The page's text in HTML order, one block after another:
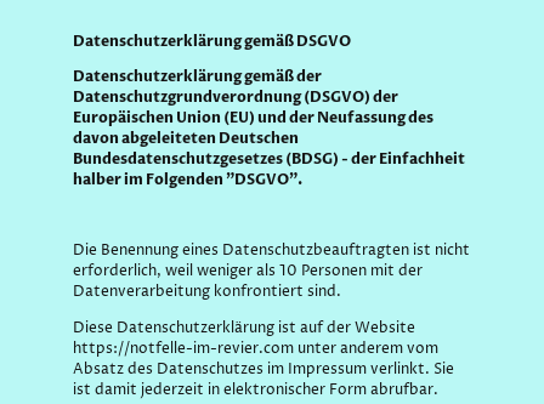
Datenschutzerklärung gemäß DSGVO
Datenschutzerklärung gemäß der
Datenschutzgrundverordnung (DSGVO) der
Europäischen Union (EU) und der Neufassung des
davon abgeleiteten Deutschen
Bundesdatenschutzgesetzes (BDSG) - der Einfachheit
halber im Folgenden "DSGVO".
Die Benennung eines Datenschutzbeauftragten ist nicht
erforderlich, weil weniger als 10 Personen mit der
Datenverarbeitung konfrontiert sind.
Diese Datenschutzerklärung ist auf der Website
https://notfelle-im-revier.com unter anderem vom
Absatz des Datenschutzes im Impressum verlinkt. Sie
ist damit jederzeit in elektronischer Form abrufbar.